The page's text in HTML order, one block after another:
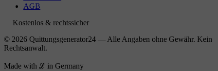
AGB
Kostenlos & rechtssicher
© 2026 Quittungsgenerator24 — Alle Angaben ohne Gewähr. Kein
Rechtsanwalt.
Made with ℒ in Germany